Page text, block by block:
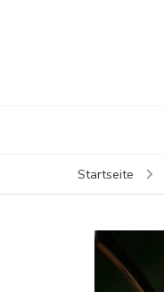
Startseite